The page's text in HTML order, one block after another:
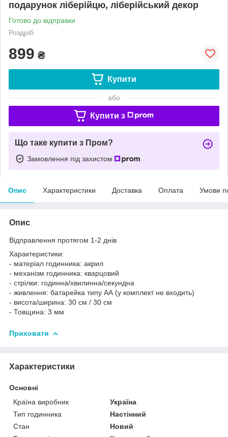
подарунок ліберійцю, ліберійський декор
Готово до відправки
Роздріб
899 ₴
Купити
або
Купити з
Що таке купити з Пром?
Замовлення під захистом
Опис Характеристики Доставка Оплата Умови
Опис
Відправлення протягом 1-2 днів
Характеристики:
- матеріал годинника: акрил
- механізм годинника: кварцовий
- стрілки: годинна/хвилинна/секундна
- живлення: батарейка типу АА (у комплект не входить)
- висота/ширина: 30 см / 30 см
- Товщина: 3 мм
Приховати
Характеристики
Основні
Країна виробник
Україна
Тип годинника
Настінний
Стан
Новий